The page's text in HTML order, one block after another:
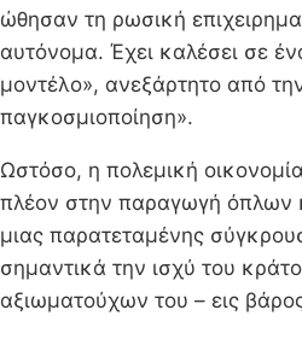
ώθησαν τη ρωσική
αυτόνομα. Έχει καλέσει σε
μοντέλο», ανεξάρτητο από
παγκοσμιοποίηση».
Ωστόσο, η πολεμική
πλέον στην παραγωγή όπλων
μιας παρατεταμένης
σημαντικά την ισχύ του
αξιωματούχων του – εις